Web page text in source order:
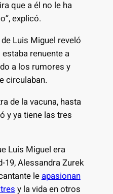
que a él no le ha
explicó.
Luis Miguel reveló
renuente a
a los rumores y
circulaban.
de la vacuna, hasta
y ya tiene las tres
Luis Miguel era
19, Alessandra Zurek
leapasionan
y la vida en otros